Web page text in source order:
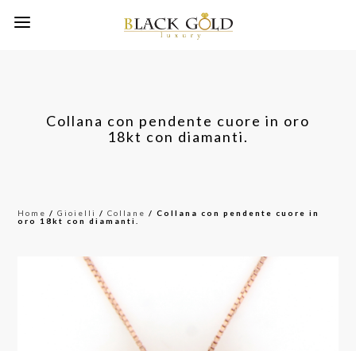
Collana con pendente cuore in oro
18kt con diamanti.
Home /Gioielli /Collane / Collana con pendente cuore in
oro 18kt con diamanti.